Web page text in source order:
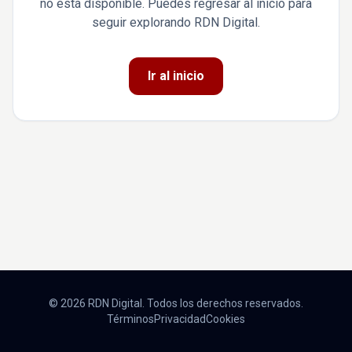
no está disponible. Puedes regresar al inicio para
seguir explorando RDN Digital.
Ir al inicio
© 2026 RDN Digital. Todos los derechos reservados.
TérminosPrivacidadCookies